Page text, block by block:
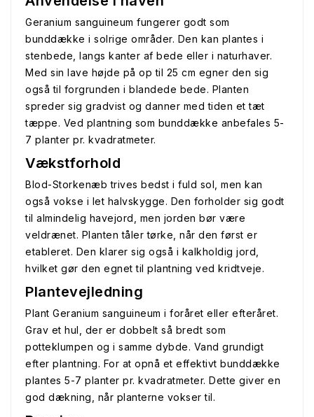
Geranium sanguineum fungerer godt som
bunddække i solrige områder. Den kan plantes i
stenbede, langs kanter af bede eller i naturhaver.
Med sin lave højde på op til 25 cm egner den sig
også til forgrunden i blandede bede. Planten
spreder sig gradvist og danner med tiden et tæt
tæppe. Ved plantning som bunddække anbefales 5-
7 planter pr. kvadratmeter.
Vækstforhold
Blod-Storkenæb trives bedst i fuld sol, men kan
også vokse i let halvskygge. Den forholder sig godt
til almindelig havejord, men jorden bør være
veldrænet. Planten tåler tørke, når den først er
etableret. Den klarer sig også i kalkholdig jord,
hvilket gør den egnet til plantning ved kridtveje.
Plantevejledning
Plant Geranium sanguineum i foråret eller efteråret.
Grav et hul, der er dobbelt så bredt som
potteklumpen og i samme dybde. Vand grundigt
efter plantning. For at opnå et effektivt bunddække
plantes 5-7 planter pr. kvadratmeter. Dette giver en
god dækning, når planterne vokser til.